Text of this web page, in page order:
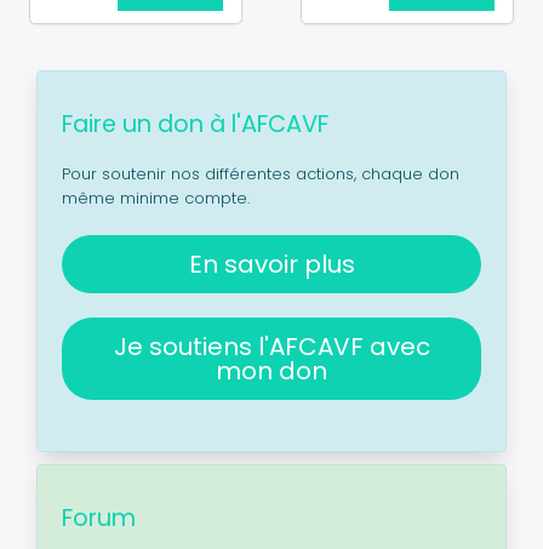
Faire un don à l'AFCAVF
Pour soutenir nos différentes actions, chaque don
même minime compte.
En savoir plus
Je soutiens l'AFCAVF avec
mon don
Forum